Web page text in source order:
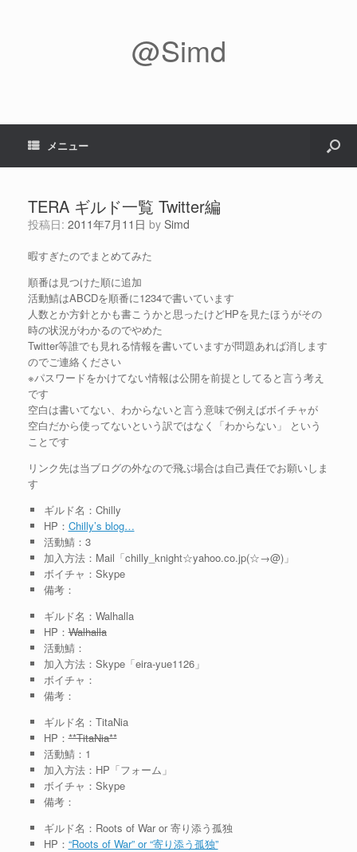
@Simd
メニュー
TERA ギルド一覧 Twitter編
投稿日: 2011年7月11日 by Simd
暇すぎたのでまとめてみた
順番は見つけた順に追加
活動鯖はABCDを順番に1234で書いています
人数とか方針とかも書こうかと思ったけどHPを見たほうがその
時の状況がわかるのでやめた
Twitter等誰でも見れる情報を書いていますが問題あれば消します
のでご連絡ください
※パスワードをかけてない情報は公開を前提としてると言う考え
です
空白は書いてない、わからないと言う意味で例えばボイチャが
空白だから使ってないという訳ではなく「わからない」 という
ことです
リンク先は当ブログの外なので飛ぶ場合は自己責任でお願いしま
す
ギルド名：Chilly
HP： Chilly’s blog…
活動鯖：3
加入方法：Mail「chilly_knight☆yahoo.co.jp(☆→@)」
ボイチャ：Skype
備考：
ギルド名：Walhalla
HP：Walhalla
活動鯖：
加入方法：Skype「eira-yue1126」
ボイチャ：
備考：
ギルド名：TitaNia
HP：**TitaNia**
活動鯖：1
加入方法：HP「フォーム」
ボイチャ：Skype
備考：
ギルド名：Roots of War or 寄り添う孤独
HP： “Roots of War” or “寄り添う孤独”